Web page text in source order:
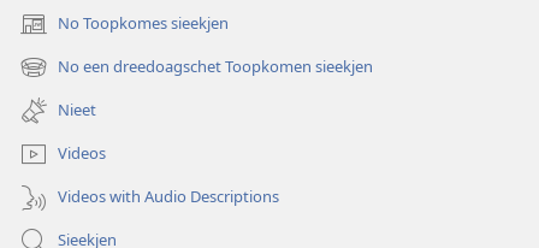
No Toopkomes sieekjen
(opens
new
window)
No een dreedoagschet Toopkomen sieekjen
(opens
new
window)
Nieet
Videos
Videos with Audio Descriptions
Sieekjen